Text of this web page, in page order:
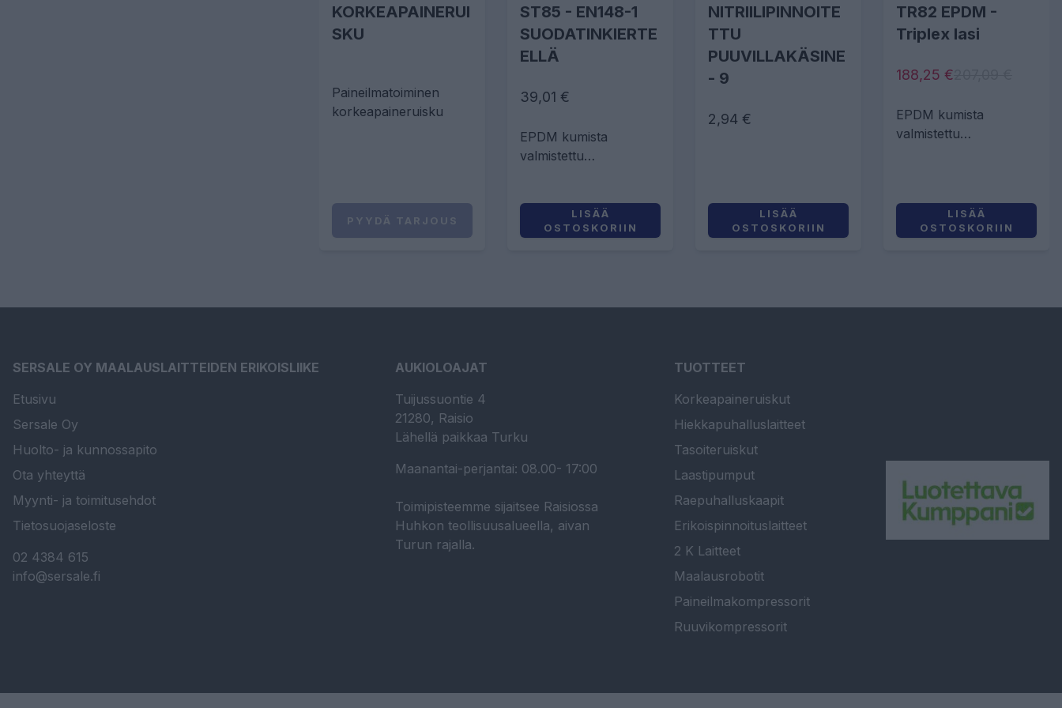
KORKEAPAINERUI
SKU
Paineilmatoiminen
korkeapaineruisku
PYYDÄ TARJOUS
ST85 - EN148-1
SUODATINKIERTE
ELLÄ
39,01 €
EPDM kumista
valmistettu
tarpeisiinLISÄÄ
OSTOSKORIIN
NITRIILIPINNOITE
TTU
PUUVILLAKÄSINE
- 9
2,94 €
LISÄÄ
OSTOSKORIIN
TR82 EPDM -
Triplex lasi
188,25 €
EPDM kumista
valmistettu
kestävällä Triplex lasilla
ja EN 148-1 kierteellä
LISÄÄ
OSTOSKORIIN
SERSALE OY MAALAUSLAITTEIDEN ERIKOISLIIKE
Etusivu
Sersale Oy
Huolto- ja kunnossapito
Ota yhteyttä
Myynti- ja toimitusehdot
Tietosuojaseloste
02 4384 615
info@sersale.fi
AUKIOLOAJAT
Tuijussuontie 4
21280, Raisio
Lähellä paikkaa Turku
Maanantai-perjantai: 08.00- 17:00
Toimipisteemme sijaitsee Raisiossa
Huhkon teollisuusalueella, aivan
Turun rajalla.
TUOTTEET
Korkeapaineruiskut
Hiekkapuhalluslaitteet
Tasoiteruiskut
Laastipumput
Raepuhalluskaapit
Erikoispinnoituslaitteet
2 K Laitteet
Maalausrobotit
Paineilmakompressorit
Ruuvikompressorit